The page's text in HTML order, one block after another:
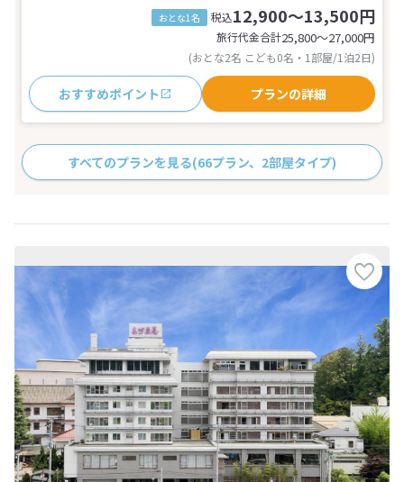
おとな1名 税込12,900～13,500円
旅行代金合計25,800〜27,000円
(おとな2名 こども0名・1部屋/1泊2日)
おすすめポイント プランの詳細
すべてのプランを見る(66プラン、2部屋タイプ)